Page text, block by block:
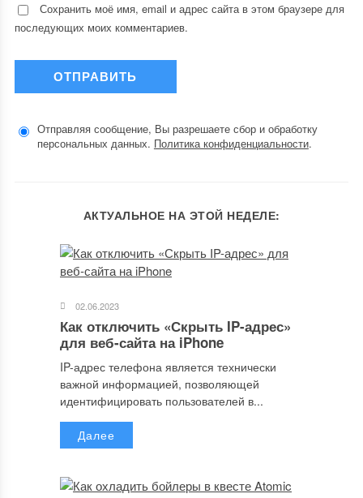
Сохранить моё имя, email и адрес сайта в этом браузере для
последующих моих комментариев.
Отправляя сообщение, Вы разрешаете сбор и обработку
персональных данных. Политика конфиденциальности.
АКТУАЛЬНОЕ НА ЭТОЙ НЕДЕЛЕ:
02.06.2023
Как отключить «Скрыть IP-адрес»
для веб-сайта на iPhone
IP-адрес телефона является технически
важной информацией, позволяющей
идентифицировать пользователей в...
Далее